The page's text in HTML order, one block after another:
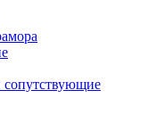
сопутствующие